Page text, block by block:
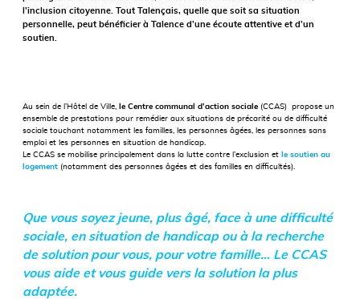
l’inclusion citoyenne. Tout Talençais, quelle que soit sa situation
personnelle, peut bénéficier à Talence d’une écoute attentive et d’un
soutien.
Au sein de l’Hôtel de Ville, le Centre communal d’action sociale (CCAS) propose un
ensemble de prestations pour remédier aux situations de précarité ou de difficulté
sociale touchant notamment les familles, les personnes âgées, les personnes sans
emploi et les personnes en situation de handicap.
Le CCAS se mobilise principalement dans la lutte contre l’exclusion et le soutien au
logement (notamment des personnes âgées et des familles en difficultés).
Que vous soyez jeune, plus âgé, face à une difficulté
sociale, en situation de handicap ou à la recherche
de solution pour vous, pour votre famille… Le CCAS
vous aide et vous guide vers la solution la plus
adaptée.